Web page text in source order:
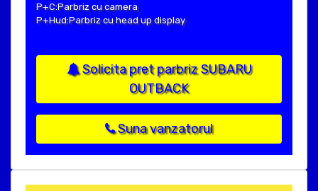
P+C:Parbriz cu camera
P+Hud:Parbriz cu head up display
Solicita pret parbriz SUBARU
OUTBACK
Suna vanzatorul